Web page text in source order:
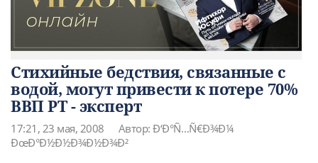
Стихийные бедствия, связанные с
водой, могут привести к потере 70%
ВВП РТ - эксперт
17:21, 23 мая, 2008
Автор: Ð‘Ð°Ñ…Ñ€Ð¾Ð¼
ÐœÐ°Ð½Ð½Ð¾Ð½Ð¾Ð²